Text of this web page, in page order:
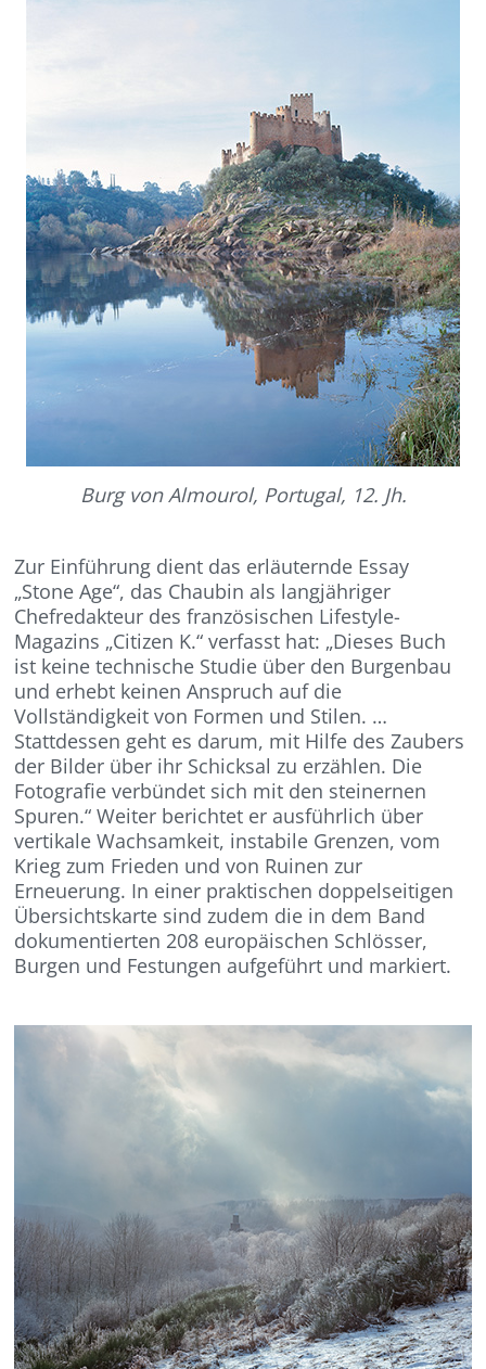
Burg von Almourol, Portugal, 12. Jh.
Zur Einführung dient das erläuternde Essay
„Stone Age“, das Chaubin als langjähriger
Chefredakteur des französischen Lifestyle-
Magazins „Citizen K.“ verfasst hat: „Dieses Buch
ist keine technische Studie über den Burgenbau
und erhebt keinen Anspruch auf die
Vollständigkeit von Formen und Stilen. …
Stattdessen geht es darum, mit Hilfe des Zaubers
der Bilder über ihr Schicksal zu erzählen. Die
Fotografie verbündet sich mit den steinernen
Spuren.“ Weiter berichtet er ausführlich über
vertikale Wachsamkeit, instabile Grenzen, vom
Krieg zum Frieden und von Ruinen zur
Erneuerung. In einer praktischen doppelseitigen
Übersichtskarte sind zudem die in dem Band
dokumentierten 208 europäischen Schlösser,
Burgen und Festungen aufgeführt und markiert.